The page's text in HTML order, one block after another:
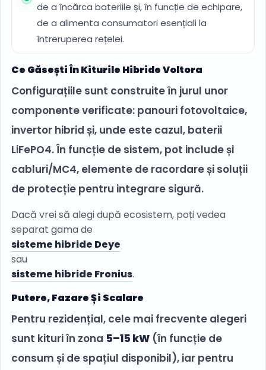
de a încărca bateriile și, în funcție de echipare,
de a alimenta consumatori esențiali la
întreruperea rețelei.
Ce Găsești În Kiturile Hibride Voltora
Configurațiile sunt construite în jurul unor
componente verificate: panouri fotovoltaice,
invertor hibrid și, unde este cazul, baterii
LiFePO4. În funcție de sistem, pot include și
cabluri/MC4, elemente de racordare și soluții
de protecție pentru integrare sigură.
Dacă vrei să alegi după ecosistem, poți vedea
separat gama de
sisteme hibride Deye
sau
sisteme hibride Fronius.
Putere, Fazare Și Scalare
Pentru rezidențial, cele mai frecvente alegeri
sunt kituri în zona 5–15 kW (în funcție de
consum și de spațiul disponibil), iar pentru